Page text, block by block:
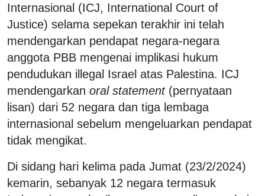
Internasional (ICJ, International Court of
Justice) selama sepekan terakhir ini telah
mendengarkan pendapat negara-negara
anggota PBB mengenai implikasi hukum
pendudukan illegal Israel atas Palestina. ICJ
mendengarkan oral statement(pernyataan
lisan) dari 52 negara dan tiga lembaga
internasional sebelum mengeluarkan pendapat
tidak mengikat.
Di sidang hari kelima pada Jumat (23/2/2024)
kemarin, sebanyak 12 negara termasuk